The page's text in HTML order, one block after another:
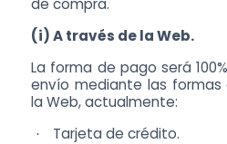
de compra.
(i) A través de la Web.
La forma de pago será
envío mediante las
la Web, actualmente:
·
Tarjeta de crédito.